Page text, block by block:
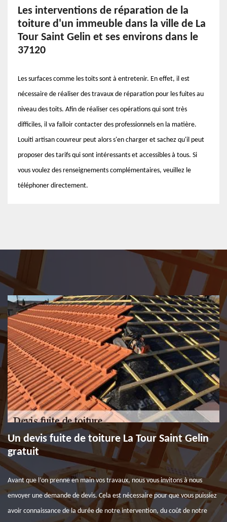
Les interventions de réparation de la
toiture d'un immeuble dans la ville de La
Tour Saint Gelin et ses environs dans le
37120
Les surfaces comme les toits sont à entretenir. En effet, il est
nécessaire de réaliser des travaux de réparation pour les fuites au
niveau des toits. Afin de réaliser ces opérations qui sont très
difficiles, il va falloir contacter des professionnels en la matière.
Louiti artisan couvreur peut alors s'en charger et sachez qu'il peut
proposer des tarifs qui sont intéressants et accessibles à tous. Si
vous voulez des renseignements complémentaires, veuillez le
téléphoner directement.
Un devis fuite de toiture La Tour Saint Gelin
gratuit
Avant que l’on prenne en main vos travaux, nous vous invitons à nous
envoyer une demande de devis. Cela est nécessaire pour que vous puissiez
avoir connaissance de la durée de notre intervention, du coût de notre